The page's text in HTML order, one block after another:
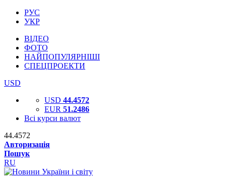
РУС
УКР
ВІДЕО
ФОТО
НАЙПОПУЛЯРНІШІ
СПЕЦПРОЕКТИ
USD
USD 44.4572
EUR 51.2486
Всі курси валют
44.4572
Авторизація
Пошук
RU